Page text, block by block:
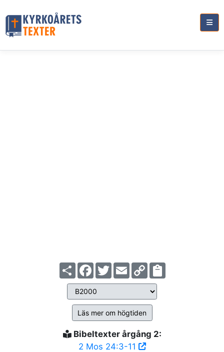
ShareFacebook
TwitterEmailCopy
Link
Läs mer om högtiden
Bibeltexter årgång 2:
2 Mos 24:3-11